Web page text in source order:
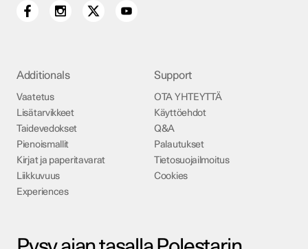
Additionals
Vaatetus
Lisätarvikkeet
Taidevedokset
Pienoismallit
Kirjat ja paperitavarat
Liikkuvuus
Experiences
Support
OTA YHTEYTTÄ
Käyttöehdot
Q&A
Palautukset
Tietosuojailmoitus
Cookies